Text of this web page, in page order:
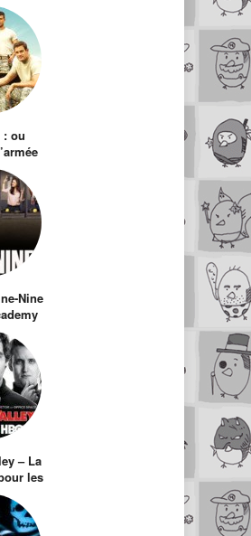
: ou
Nine
The
– La
les
?)